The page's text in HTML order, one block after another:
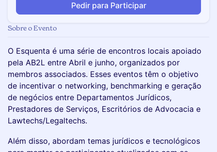
Pedir para Participar
Sobre o Evento
O Esquenta é uma série de encontros locais apoiado
pela AB2L entre Abril e junho, organizados por
membros associados. Esses eventos têm o objetivo
de incentivar o networking, benchmarking e geração
de negócios entre Departamentos Jurídicos,
Prestadores de Serviços, Escritórios de Advocacia e
Lawtechs/Legaltechs.
Além disso, abordam temas jurídicos e tecnológicos